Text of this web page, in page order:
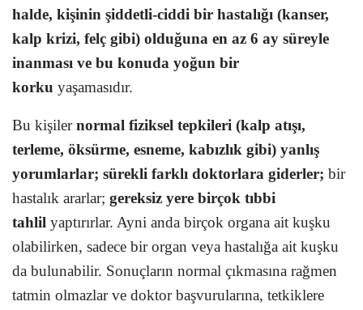
halde, kişinin şiddetli-ciddi bir hastalığı (kanser,
kalp krizi, felç gibi) olduğuna en az 6 ay süreyle
inanması ve bu konuda yoğun bir
korku yaşamasıdır.
Bu kişilernormal fiziksel tepkileri (kalp atışı,
terleme, öksürme, esneme, kabızlık gibi) yanlış
yorumlarlar; sürekli farklı doktorlara giderler; bir
hastalık ararlar; gereksiz yere birçok tıbbi
tahlil yaptırırlar. Ayni anda birçok organa ait kuşku
olabilirken, sadece bir organ veya hastalığa ait kuşku
da bulunabilir. Sonuçların normal çıkmasına rağmen
tatmin olmazlar ve doktor başvurularına, tetkiklere